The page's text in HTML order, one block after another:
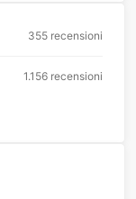
355 recensioni
1.156 recensioni